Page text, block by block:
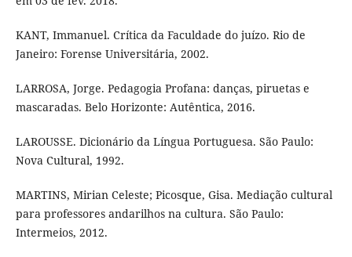
KANT, Immanuel. Crítica da Faculdade do juízo. Rio de
Janeiro: Forense Universitária, 2002.
LARROSA, Jorge. Pedagogia Profana: danças, piruetas e
mascaradas. Belo Horizonte: Autêntica, 2016.
LAROUSSE. Dicionário da Língua Portuguesa. São Paulo:
Nova Cultural, 1992.
MARTINS, Mirian Celeste; Picosque, Gisa. Mediação cultural
para professores andarilhos na cultura. São Paulo:
Intermeios, 2012.